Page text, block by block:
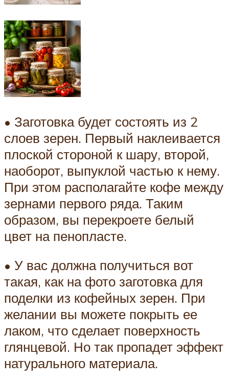
• Заготовка будет состоять из 2
слоев зерен. Первый наклеивается
плоской стороной к шару, второй,
наоборот, выпуклой частью к нему.
При этом располагайте кофе между
зернами первого ряда. Таким
образом, вы перекроете белый
цвет на пенопласте.
• У вас должна получиться вот
такая, как на фото заготовка для
поделки из кофейных зерен. При
желании вы можете покрыть ее
лаком, что сделает поверхность
глянцевой. Но так пропадет эффект
натурального материала.